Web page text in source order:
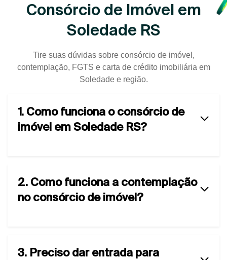
Consórcio de Imóvel em
Soledade RS
Tire suas dúvidas sobre consórcio de imóvel,
contemplação, FGTS e carta de crédito imobiliária em
Soledade e região.
1. Como funciona o consórcio de
imóvel em Soledade RS?
2. Como funciona a contemplação
no consórcio de imóvel?
3. Preciso dar entrada para